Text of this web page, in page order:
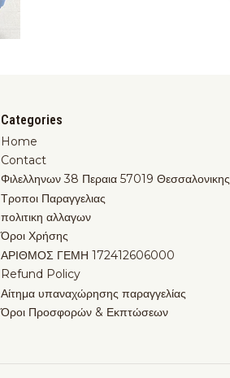
Categories
Home
Contact
Φιλελληνων 38 Περαια 57019 Θεσσαλονικης
Τροποι Παραγγελιας
πολιτικη αλλαγων
Όροι Χρήσης
ΑΡΙΘΜΟΣ ΓΕΜΗ 172412606000
Refund Policy
Αίτημα υπαναχώρησης παραγγελίας
Όροι Προσφορών & Εκπτώσεων